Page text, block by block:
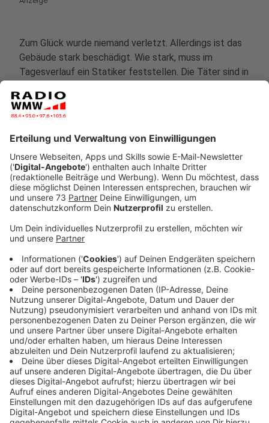
Zum Glück wurde niemand verletzt. Allerdings ist das
Gebäude stark beschädigt. Wie stark, muss im
Tagesverlauf ein Statiker feststellen. Die Täter sind in
geflüchtet, sagt die Polizeileitstelle. Das
Nummernschild hatten die Täter zuvor zwischen
Finkenkamp entwendet. Ob Beute erlangt wurde, ist
derzeit unklar. Die Fahndung nach den Tätern läuft auf
Hochtouren. Mit der Geldautomaten-Sprengung in
Velen heute Nacht zählen wir mittlerweile 5 in diesem
Jahr im Westmünsterland und damit genauso viele wie
im gesamten letzten Jahr hier bei uns.
Anzeige
©Vincent Meienreis
Anzeige
Polizei bittet um Zeugenhinweise
Anzeige
Die Polizei bittet um Hinweise unter Tel. (02861) 9000